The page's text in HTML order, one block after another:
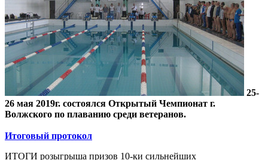
25-
26 мая 2019г. состоялся Открытый Чемпионат г.
Волжского по плаванию среди ветеранов.
Итоговый протокол
ИТОГИ розыгрыша призов 10-ки сильнейших